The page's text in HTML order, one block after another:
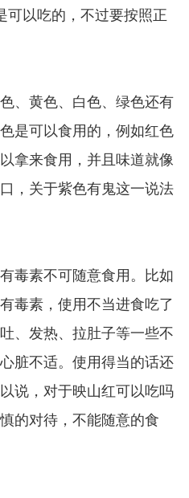
可以吃的，不过要按照正
、黄色、白色、绿色还有
是可以食用的，例如红色
拿来食用，并且味道就像
，关于紫色有鬼这一说法
毒素不可随意食用。比如
毒素，使用不当进食吃了
、发热、拉肚子等一些不
脏不适。使用得当的话还
说，对于映山红可以吃吗
的对待，不能随意的食